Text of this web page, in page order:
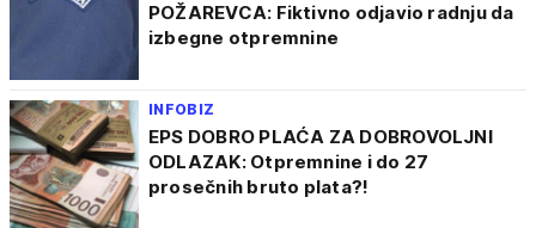
POŽAREVCA: Fiktivno odjavio radnju da
izbegne otpremnine
INFOBIZ
EPS DOBRO PLAĆA ZA DOBROVOLJNI
ODLAZAK: Otpremnine i do 27
prosečnih bruto plata?!